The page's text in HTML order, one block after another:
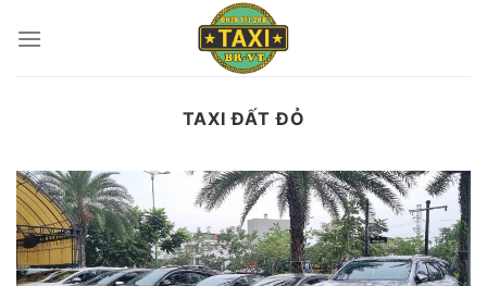
TAXI ĐẤT ĐỎ